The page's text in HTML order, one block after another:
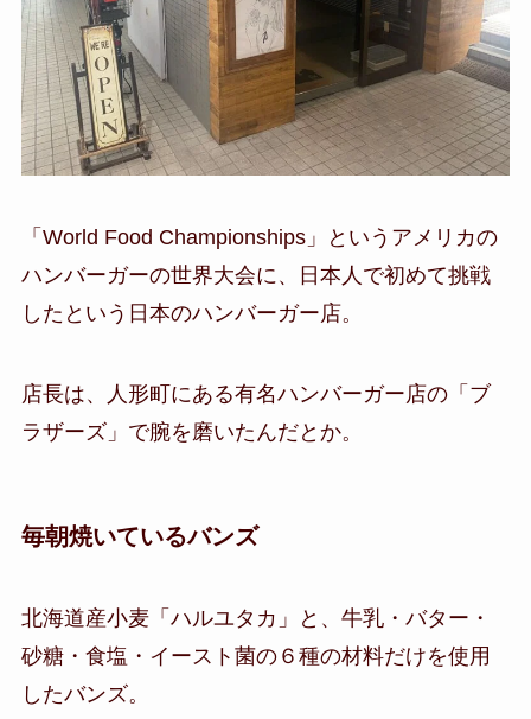
「World Food Championships」というアメリカの
ハンバーガーの世界大会に、日本人で初めて挑戦
したという日本のハンバーガー店。
店長は、人形町にある有名ハンバーガー店の「ブ
ラザーズ」で腕を磨いたんだとか。
毎朝焼いているバンズ
北海道産小麦「ハルユタカ」と、牛乳・バター・
砂糖・食塩・イースト菌の６種の材料だけを使用
したバンズ。